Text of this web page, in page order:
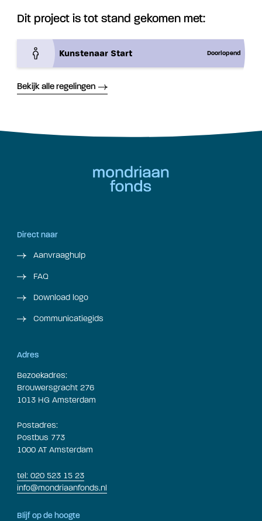
Dit project is tot stand gekomen met:
Kunstenaar Start Doorlopend
Bekijk alle regelingen
Direct naar
Aanvraaghulp
FAQ
Download logo
Communicatiegids
Adres
Bezoekadres:
Brouwersgracht 276
1013 HG Amsterdam
Postadres:
Postbus 773
1000 AT Amsterdam
tel: 020 523 15 23
info@mondriaanfonds.nl
Blijf op de hoogte